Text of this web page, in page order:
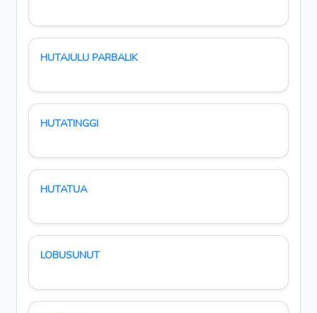
HUTAJULU PARBALIK
HUTATINGGI
HUTATUA
LOBUSUNUT